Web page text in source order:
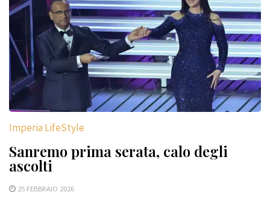
Imperia LifeStyle
Sanremo prima serata, calo degli
ascolti
25 FEBBRAIO 2026